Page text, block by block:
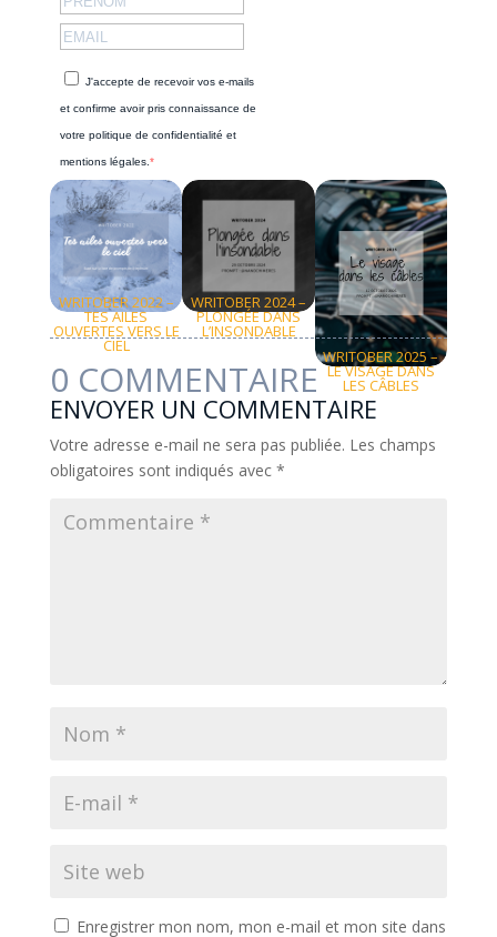
J'accepte de recevoir vos e-mails
et confirme avoir pris connaissance de
votre politique de confidentialité et
mentions légales.
S'INSCRIRE
DÉCOUVREZ D'AUTRES HISTOIRES
WRITOBER 2022 –
TES AILES
OUVERTES VERS LE
CIEL
WRITOBER 2024 –
PLONGÉE DANS
L’INSONDABLE
WRITOBER 2025 –
LE VISAGE DANS
LES CÂBLES
0 COMMENTAIRE
ENVOYER UN COMMENTAIRE
Votre adresse e-mail ne sera pas publiée. Les champs
obligatoires sont indiqués avec *
Enregistrer mon nom, mon e-mail et mon site dans